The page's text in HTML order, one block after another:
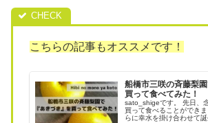
こちらの記事もオススメです！
船橋市三咲の斉藤梨
買って食べてみた！
sato_shigeです。 先日、
買って食べることができ
らに幸水を掛け合わせて